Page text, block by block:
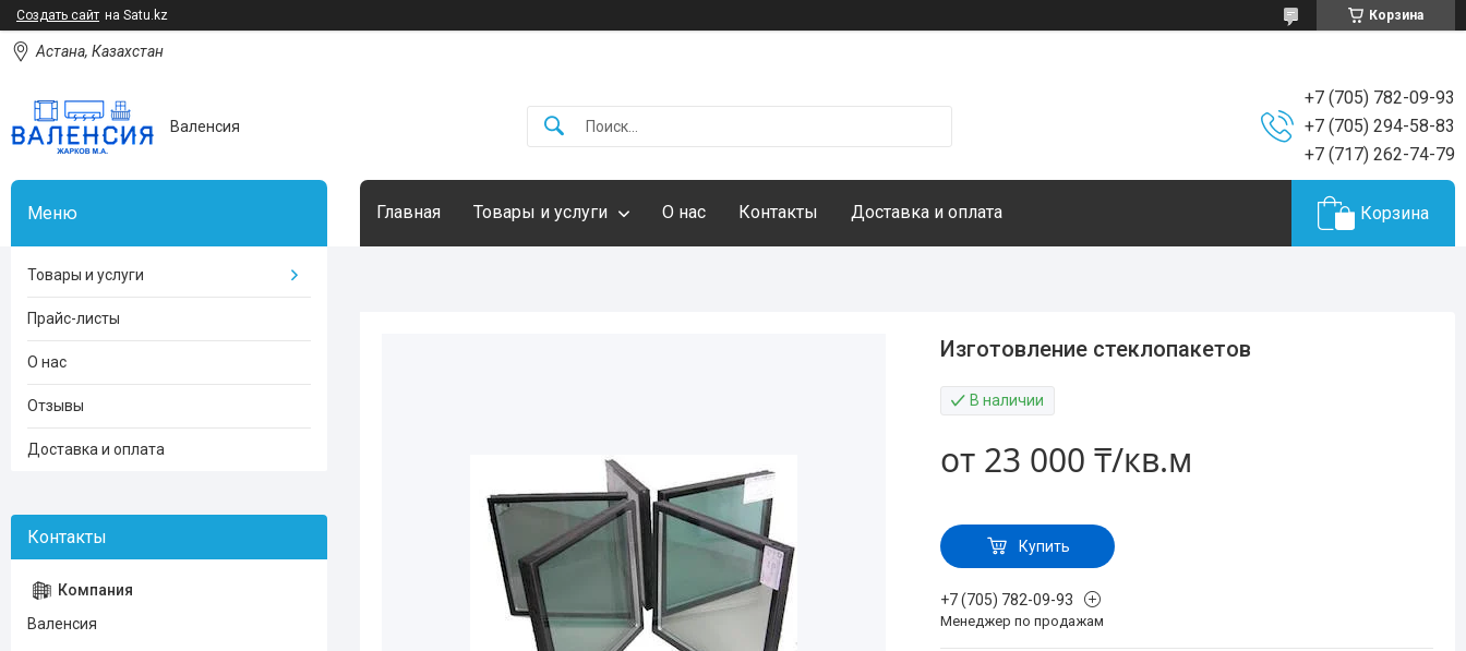
Создать сайт на Satu.kz Корзина
Астана, Казахстан
Валенсия
+7 (705) 782-09-93
+7 (705) 294-58-83
+7 (717) 262-74-79
Главная Товары и услуги О нас Контакты Доставка и оплата Корзина
Изготовление стеклопакетов
В наличии
от 23 000 ₸/кв.м
Купить
+7 (705) 782-09-93
Менеджер по продажам
Товары и услуги
Прайс-листы
О нас
Отзывы
Доставка и оплата
Валенсия